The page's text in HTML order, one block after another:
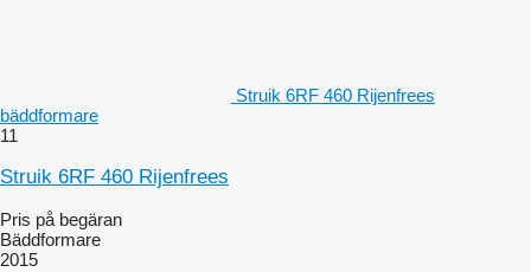
Struik 6RF 460 Rijenfrees
bäddformare
11
Struik 6RF 460 Rijenfrees
Pris på begäran
Bäddformare
2015